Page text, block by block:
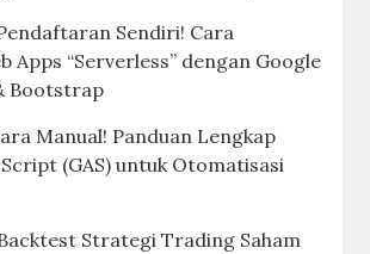
Sendiri! Cara
Apps “Serverless” dengan Google
Bootstrap
Manual! Panduan Lengkap
(GAS) untuk Otomatisasi
Strategi Trading Saham